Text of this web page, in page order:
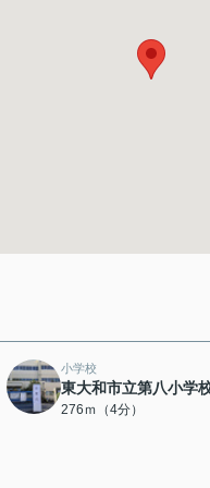
小学校
東大和市立第八小学
276ｍ（4分）